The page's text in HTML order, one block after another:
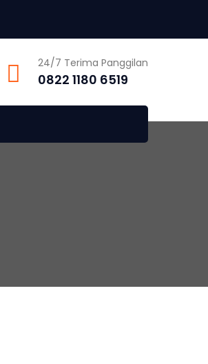
24/7 Terima Panggilan
0822 1180 6519